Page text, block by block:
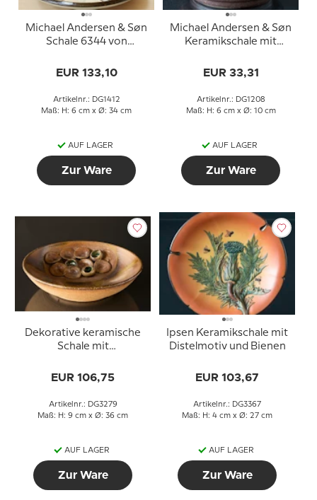
Michael Andersen & Søn
Schale 6344 von
EUR 133,10
Artikelnr.: DG1412
Maß: H: 6 cm x Ø: 34 cm
AUF LAGER
Zur Ware
Michael Andersen & Søn
Keramikschale mit
EUR 33,31
Artikelnr.: DG1208
Maß: H: 6 cm x Ø: 10 cm
AUF LAGER
Zur Ware
Dekorative keramische
Schale mit
EUR 106,75
Artikelnr.: DG3279
Maß: H: 9 cm x Ø: 36 cm
AUF LAGER
Zur Ware
Ipsen Keramikschale mit
Distelmotiv und Bienen
EUR 103,67
Artikelnr.: DG3367
Maß: H: 4 cm x Ø: 27 cm
AUF LAGER
Zur Ware